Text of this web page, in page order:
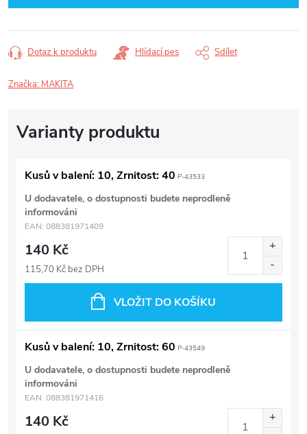
Dotaz k produktu Hlídací pes Sdílet
Značka: MAKITA
Kusů v balení: 10, Zrnitost: 40 P-43533
U dodavatele, o dostupnosti budete neprodleně
informováni
EAN: 088381971409
140 Kč
115,70 Kč bez DPH
VLOŽIT DO KOŠÍKU
Kusů v balení: 10, Zrnitost: 60 P-43549
U dodavatele, o dostupnosti budete neprodleně
informováni
EAN: 088381971416
140 Kč